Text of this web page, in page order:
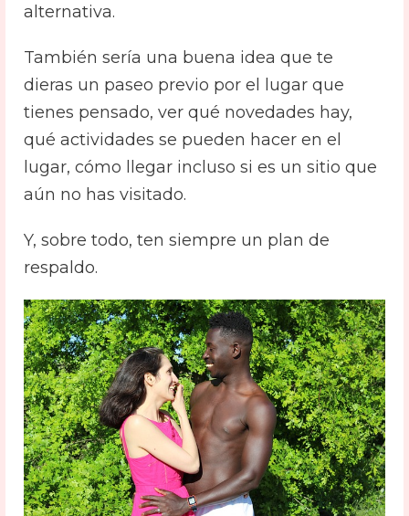
alternativa.
También sería una buena idea que te
dieras un paseo previo por el lugar que
tienes pensado, ver qué novedades hay,
qué actividades se pueden hacer en el
lugar, cómo llegar incluso si es un sitio que
aún no has visitado.
Y, sobre todo, ten siempre un plan de
respaldo.